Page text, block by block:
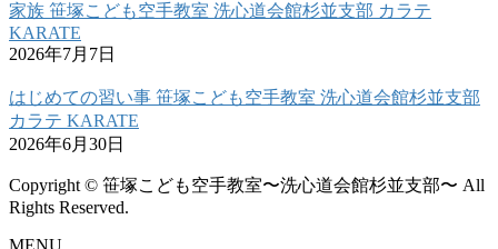
家族 笹塚こども空手教室 洗心道会館杉並支部 カラテ
KARATE
2026年7月7日
はじめての習い事 笹塚こども空手教室 洗心道会館杉並支部
カラテ KARATE
2026年6月30日
Copyright © 笹塚こども空手教室〜洗心道会館杉並支部〜 All
Rights Reserved.